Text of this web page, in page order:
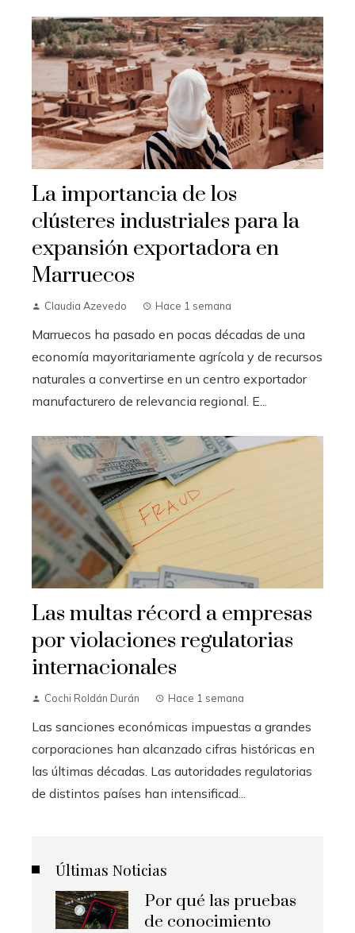
La importancia de los
clústeres industriales para la
expansión exportadora en
Marruecos
Claudia Azevedo Hace 1 semana
Marruecos ha pasado en pocas décadas de una
economía mayoritariamente agrícola y de recursos
naturales a convertirse en un centro exportador
manufacturero de relevancia regional. E...
Las multas récord a empresas
por violaciones regulatorias
internacionales
Cochi Roldán Durán Hace 1 semana
Las sanciones económicas impuestas a grandes
corporaciones han alcanzado cifras históricas en
las últimas décadas. Las autoridades regulatorias
de distintos países han intensificad...
Últimas Noticias
Por qué las pruebas
de conocimiento